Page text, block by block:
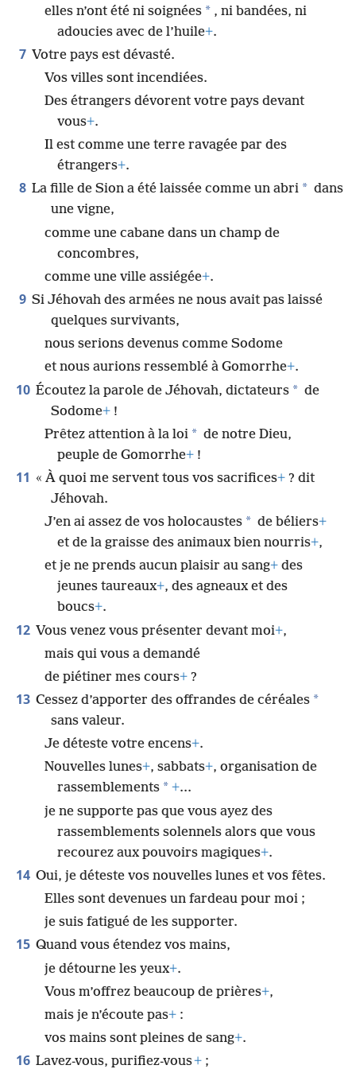
elles n’ont été ni soignées * , ni bandées, ni
adoucies avec de l’huile+.
7 Votre pays est dévasté.
Vos villes sont incendiées.
Des étrangers dévorent votre pays devant
vous+.
Il est comme une terre ravagée par des
étrangers+.
8 La fille de Sion a été laissée comme un abri * dans
une vigne,
comme une cabane dans un champ de
concombres,
comme une ville assiégée+.
9 Si Jéhovah des armées ne nous avait pas laissé
quelques survivants,
nous serions devenus comme Sodome
et nous aurions ressemblé à Gomorrhe+.
10 Écoutez la parole de Jéhovah, dictateurs * de
Sodome+ !
Prêtez attention à la loi * de notre Dieu,
peuple de Gomorrhe+ !
11 « À quoi me servent tous vos sacrifices+ ? dit
Jéhovah.
J’en ai assez de vos holocaustes * de béliers+
et de la graisse des animaux bien nourris+,
et je ne prends aucun plaisir au sang+ des
jeunes taureaux+, des agneaux et des
boucs+.
12 Vous venez vous présenter devant moi+,
mais qui vous a demandé
de piétiner mes cours+ ?
13 Cessez d’apporter des offrandes de céréales *
sans valeur.
Je déteste votre encens+.
Nouvelles lunes+, sabbats+, organisation de
rassemblements * +...
je ne supporte pas que vous ayez des
rassemblements solennels alors que vous
recourez aux pouvoirs magiques+.
14 Oui, je déteste vos nouvelles lunes et vos fêtes.
Elles sont devenues un fardeau pour moi ;
je suis fatigué de les supporter.
15 Quand vous étendez vos mains,
je détourne les yeux+.
Vous m’offrez beaucoup de prières+,
mais je n’écoute pas+ :
vos mains sont pleines de sang+.
16 Lavez-vous, purifiez-vous+ ;